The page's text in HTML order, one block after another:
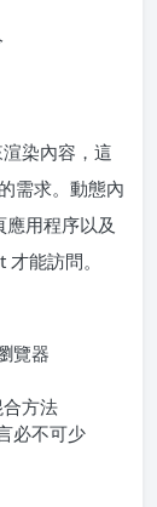
染內容，這
需求。動態內
用程序以及
能訪問。
覽器
方法
必不可少